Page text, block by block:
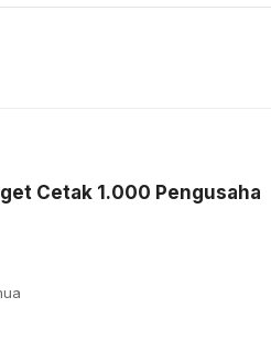
Cetak 1.000 Pengusaha